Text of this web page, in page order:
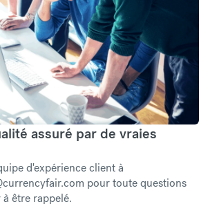
assuré par de vraies
d'expérience client à
pour toute questions
être rappelé.